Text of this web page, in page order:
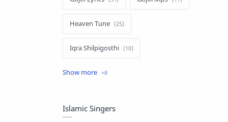
Heaven Tune
Iqra Shilpigosthi
Islamic Story
Islamic Singers